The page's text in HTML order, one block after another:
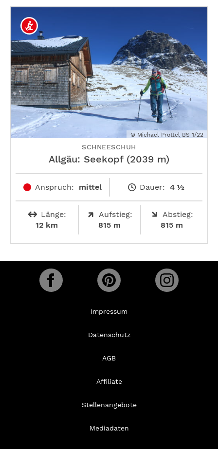
© Michael Pröttel BS 1/22
SCHNEESCHUH
Allgäu: Seekopf (2039 m)
Anspruch: mittel Dauer: 4 ½
Länge:
12 km
Aufstieg:
815 m
Abstieg:
815 m
Impressum
Datenschutz
AGB
Affiliate
Stellenangebote
Mediadaten